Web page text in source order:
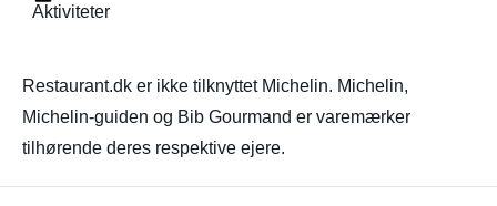
Aktiviteter
Restaurant.dk er ikke tilknyttet Michelin. Michelin,
Michelin-guiden og Bib Gourmand er varemærker
tilhørende deres respektive ejere.